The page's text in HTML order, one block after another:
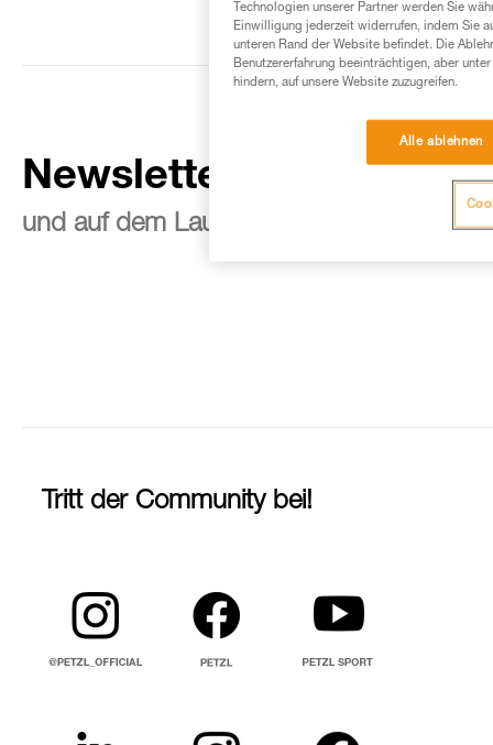
Newsletter abonnieren
und auf dem Laufenden bleiben
Tritt der Community bei!
Technologien unserer Partner werden Sie
Einwilligung jederzeit widerrufen, indem Sie
unteren Rand der Website befindet. Die
Benutzererfahrung beeinträchtigen, aber
hindern, auf unsere Website zuzugreifen.
Alle ablehnen